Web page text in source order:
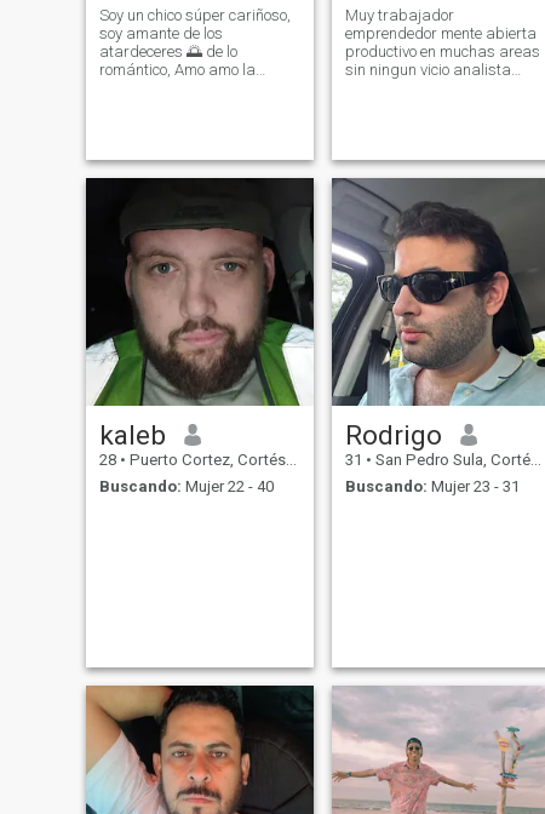
Soy un chico súper cariñoso,
soy amante de los
atardeceres 🌅 de lo
romántico, Amo amo la
creyente que todo con mucho
Instagram:@maldonadoalfredo836
Facebook: Jose Maldonado
Muy trabajador
emprendedor mente abierta
productivo en muchas areas
sin ningun vicio analista
ante todo respetoso de la ley
y las personas me siento ser
hombre sencillo con buen
humor amistoso y servicial
vivo la vida normal no me
dejo llevar por la vanidad no
creo ser un hombre especial
porque somos humanos
cometemos errores y cada
dia trato de cambear lo malo
que hice ayer si vemos la
vida tenemos que vivir la
vida como se presenta el dia
dar grasias a dios por todo
kaleb
28 • Puerto Cortez, Cortés, Honduras
Buscando: Mujer 22 - 40
Rodrigo
31 • San Pedro Sula, Cortés, Honduras
Buscando: Mujer 23 - 31